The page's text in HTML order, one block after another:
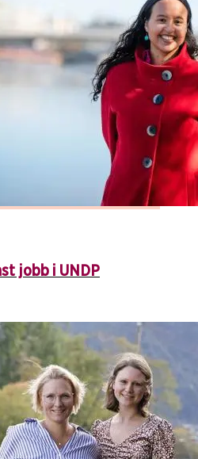
jobb i UNDP